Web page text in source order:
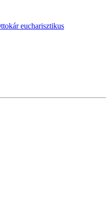
eucharisztikus